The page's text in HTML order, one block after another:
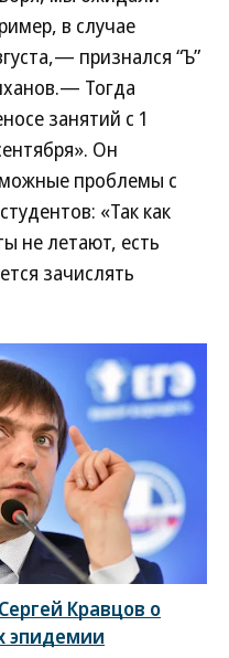
в случае
признался “Ъ”
Тогда
занятий с 1
Он
проблемы с
«Так как
не летают, есть
зачислять
Кравцов о
эпидемии